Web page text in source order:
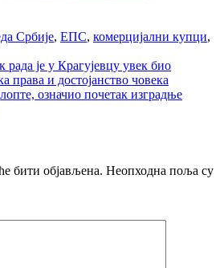
Србије, ЕПС, комерцијални купци,
је у Крагујевцу увек био
права и достојанство човека
означио почетак изградње
бити објављена. Неопходна поља су